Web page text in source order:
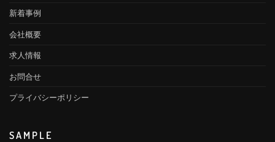
新着事例
会社概要
求人情報
お問合せ
プライバシーポリシー
SAMPLE